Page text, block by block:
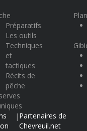
Préparatifs
Les outils
Techniques
et
tactiques
Récits de
pêche
| Partenaires de
Chevreuil.net